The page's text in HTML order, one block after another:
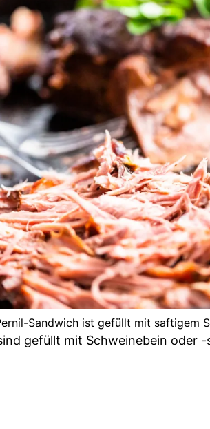
Sandwich ist gefüllt mit saftigem
gefüllt mit Schweinebein oder